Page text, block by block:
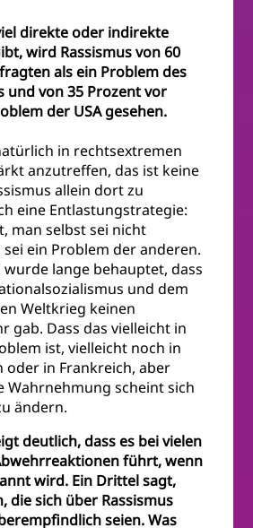
direkte oder indirekte
wird Rassismus von 60
als ein Problem des
und von 35 Prozent vor
der USA gesehen.
in rechtsextremen
anzutreffen, das ist keine
allein dort zu
eine Entlastungstrategie:
man selbst sei nicht
sei ein Problem der anderen.
lange behauptet, dass
und dem
Weltkrieg keinen
gab. Dass das vielleicht in
ist, vielleicht noch in
in Frankreich, aber
Wahrnehmung scheint sich
ändern.
deutlich, dass es bei vielen
führt, wenn
wird. Ein Drittel sagt,
die sich über Rassismus
seien. Was